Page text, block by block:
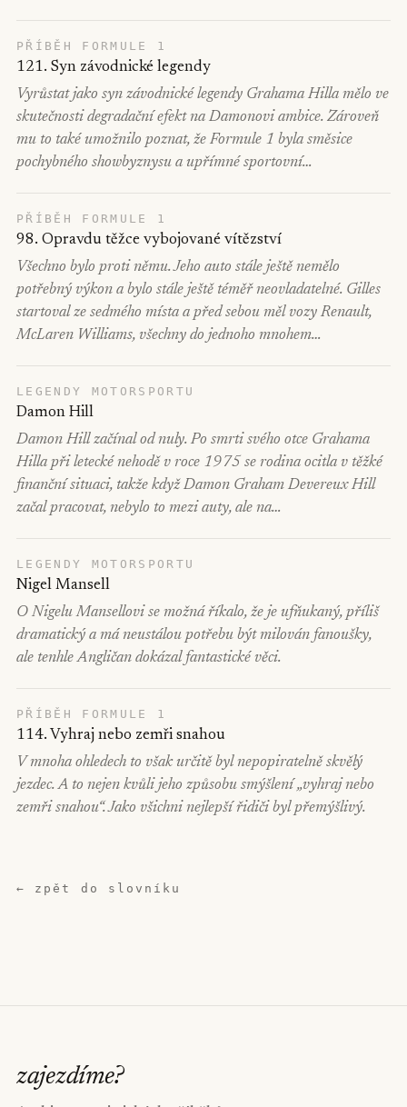
PŘÍBĚH FORMULE 1
121. Syn závodnické legendy
Vyrůstat jako syn závodnické legendy Grahama Hilla mělo ve
skutečnosti degradační efekt na Damonovi ambice. Zároveň
mu to také umožnilo poznat, že Formule 1 byla směsice
pochybného showbyznysu a upřímné sportovní…
PŘÍBĚH FORMULE 1
98. Opravdu těžce vybojované vítězství
Všechno bylo proti němu. Jeho auto stále ještě nemělo
potřebný výkon a bylo stále ještě téměř neovladatelné. Gilles
startoval ze sedmého místa a před sebou měl vozy Renault,
McLaren Williams, všechny do jednoho mnohem…
LEGENDY MOTORSPORTU
Damon Hill
Damon Hill začínal od nuly. Po smrti svého otce Grahama
Hilla při letecké nehodě v roce 1975 se rodina ocitla v těžké
finanční situaci, takže když Damon Graham Devereux Hill
začal pracovat, nebylo to mezi auty, ale na…
LEGENDY MOTORSPORTU
Nigel Mansell
O Nigelu Mansellovi se možná říkalo, že je ufňukaný, příliš
dramatický a má neustálou potřebu být milován fanoušky,
ale tenhle Angličan dokázal fantastické věci.
PŘÍBĚH FORMULE 1
114. Vyhraj nebo zemři snahou
V mnoha ohledech to však určitě byl nepopiratelně skvělý
jezdec. A to nejen kvůli jeho způsobu smýšlení „vyhraj nebo
zemři snahou“. Jako všichni nejlepší řidiči byl přemýšlivý.
← zpět do slovníku
zajezdíme?